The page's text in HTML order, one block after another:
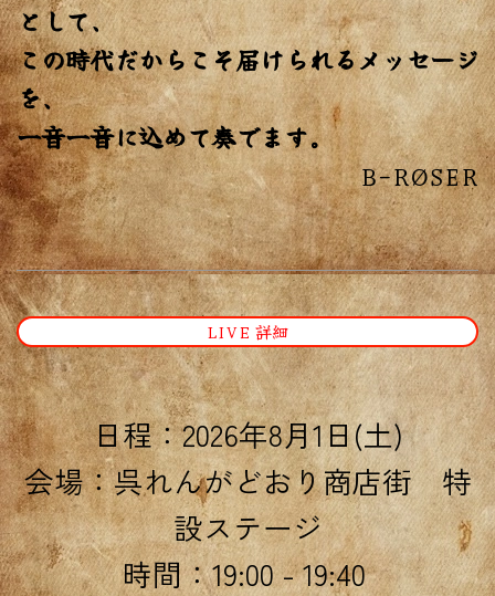
として、
この時代だからこそ届けられるメッセージ
を、
一音一音に込めて奏でます。
B-RØSER
LIVE 詳細
日程：2026年8月1日(土)
会場：呉れんがどおり商店街 特
設ステージ
時間：19:00 - 19:40